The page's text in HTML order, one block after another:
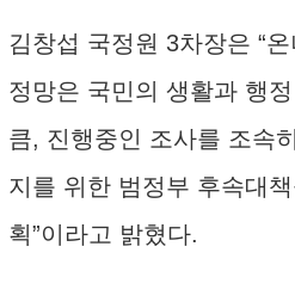
김창섭 국정원 3차장은 “
정망은 국민의 생활과 행
큼, 진행중인 조사를 조속
지를 위한 범정부 후속대
획”이라고 밝혔다.